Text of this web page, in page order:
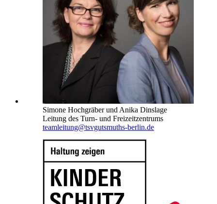
Simone Hochgräber und Anika Dinslage
Leitung des Turn- und Freizeitzentrums
teamleitung@tsvgutsmuths-berlin.de